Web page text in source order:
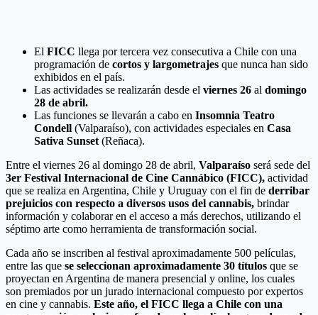
El FICC llega por tercera vez consecutiva a Chile con una
programación de cortos y largometrajes que nunca han sido
exhibidos en el país.
Las actividades se realizarán desde el viernes 26 al domingo
28 de abril.
Las funciones se llevarán a cabo en Insomnia Teatro
Condell (Valparaíso), con actividades especiales en Casa
Sativa Sunset (Reñaca).
Entre el viernes 26 al domingo 28 de abril, Valparaíso será sede del
3er Festival Internacional de Cine Cannábico (FICC), actividad
que se realiza en Argentina, Chile y Uruguay con el fin de derribar
prejuicios con respecto a diversos usos del cannabis, brindar
información y colaborar en el acceso a más derechos, utilizando el
séptimo arte como herramienta de transformación social.
Cada año se inscriben al festival aproximadamente 500 películas,
entre las que se seleccionan aproximadamente 30 títulos que se
proyectan en Argentina de manera presencial y online, los cuales
son premiados por un jurado internacional compuesto por expertos
en cine y cannabis. Este año, el FICC llega a Chile con una